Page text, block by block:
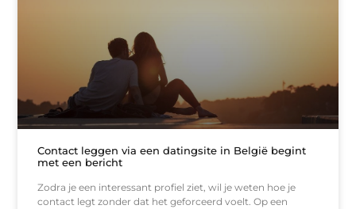
Contact leggen via een datingsite in België begint
met een bericht
Zodra je een interessant profiel ziet, wil je weten hoe je
contact legt zonder dat het geforceerd voelt. Op een